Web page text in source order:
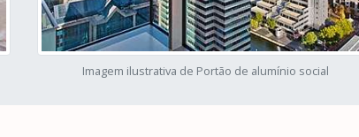
Imagem ilustrativa de Portão de alumínio social